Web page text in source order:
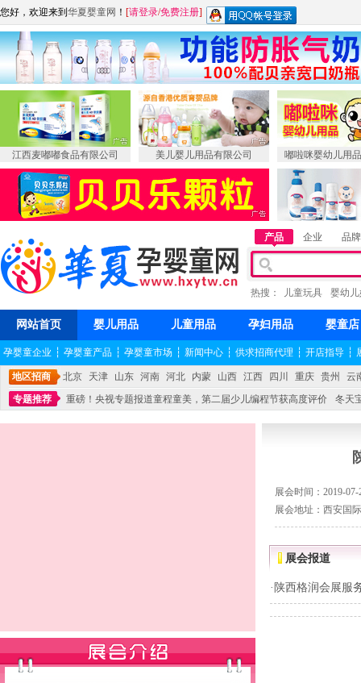
您好，欢迎来到 华夏婴童网 ！ [请登录/免费注册]
江西麦嘟嘟食品有限公司 美儿婴儿用品有限公司 嘟啦咪婴幼儿用
产品 企业 品牌
热搜： 儿童玩具 婴幼
网站首页 婴儿用品 儿童用品 孕妇用品 婴童店
孕婴童企业 ┆ 孕婴童产品 ┆ 孕婴童市场 ┆ 新闻中心 ┆ 供求招商代理 ┆ 开店指导 ┆
地区招商 北京 天津 山东 河南 河北 内蒙 山西 江西 四川 重庆 贵州
云
专题推荐
重磅！央视专题报道童程童美，第二届少儿编程节获高度评价
冬天
展会时间：2019-07-
展会地址：西安国
展会报道
· 陕西格润会展服